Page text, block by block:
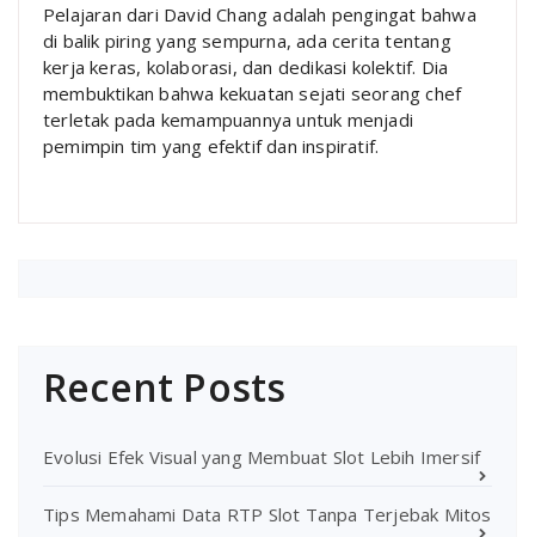
Pelajaran dari David Chang adalah pengingat bahwa
di balik piring yang sempurna, ada cerita tentang
kerja keras, kolaborasi, dan dedikasi kolektif. Dia
membuktikan bahwa kekuatan sejati seorang chef
terletak pada kemampuannya untuk menjadi
pemimpin tim yang efektif dan inspiratif.
Recent Posts
Evolusi Efek Visual yang Membuat Slot Lebih Imersif
Tips Memahami Data RTP Slot Tanpa Terjebak Mitos